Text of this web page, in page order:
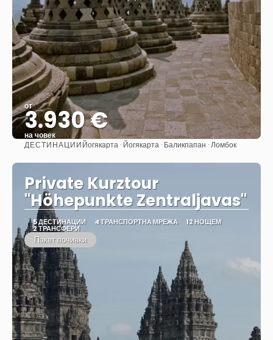
от
3.930 €
на човек
Вижте
ДЕСТИНАЦИИЙогякарта · Йогякарта · Баликпапан · Ломбок
Private Kurztour
"Höhepunkte Zentraljavas"
5 ДЕСТИНАЦИИ 4 ТРАНСПОРТНА МРЕЖА 12 НОЩЕМ
2 ТРАНСФЕРИ
Пакет почивки